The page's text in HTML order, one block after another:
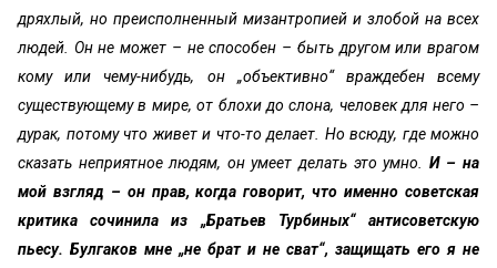
дряхлый, но преисполненный мизантропией и злобой на всех
людей. Он не может – не способен – быть другом или врагом
кому или чему-нибудь, он „объективно“ враждебен всему
существующему в мире, от блохи до слона, человек для него –
дурак, потому что живет и что-то делает. Но всюду, где можно
сказать неприятное людям, он умеет делать это умно. И – на
мой взгляд – он прав, когда говорит, что именно советская
критика сочинила из „Братьев Турбиных“ антисоветскую
пьесу. Булгаков мне „не брат и не сват“, защищать его я не